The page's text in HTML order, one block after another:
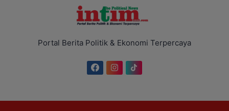
Portal Berita Politik & Ekonomi Terpercaya